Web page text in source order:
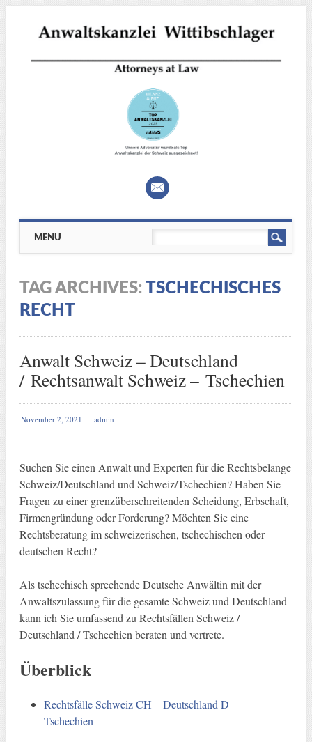
Main menu
MENU
TAG ARCHIVES: TSCHECHISCHES
RECHT
Anwalt Schweiz – Deutschland
/ Rechtsanwalt Schweiz – Tschechien
November 2, 2021 admin
Suchen Sie einen Anwalt und Experten für die Rechtsbelange
Schweiz/Deutschland und Schweiz/Tschechien? Haben Sie
Fragen zu einer grenzüberschreitenden Scheidung, Erbschaft,
Firmengründung oder Forderung? Möchten Sie eine
Rechtsberatung im schweizerischen, tschechischen oder
deutschen Recht?
Als tschechisch sprechende Deutsche Anwältin mit der
Anwaltszulassung für die gesamte Schweiz und Deutschland
kann ich Sie umfassend zu Rechtsfällen Schweiz /
Deutschland / Tschechien beraten und vertrete.
Überblick
Rechtsfälle Schweiz CH – Deutschland D –
Tschechien